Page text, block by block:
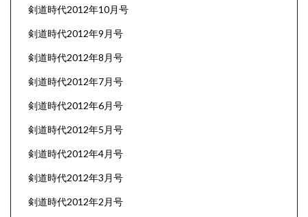
剣道時代2012年10月号
剣道時代2012年9月号
剣道時代2012年8月号
剣道時代2012年7月号
剣道時代2012年6月号
剣道時代2012年5月号
剣道時代2012年4月号
剣道時代2012年3月号
剣道時代2012年2月号